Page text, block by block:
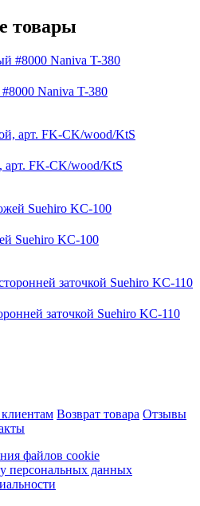
товары
Naniva T-380
арт. FK-CK/wood/KtS
Suehiro KC-100
заточкой Suehiro KC-110
Возврат товара Отзывы
файлов cookie
персональных данных